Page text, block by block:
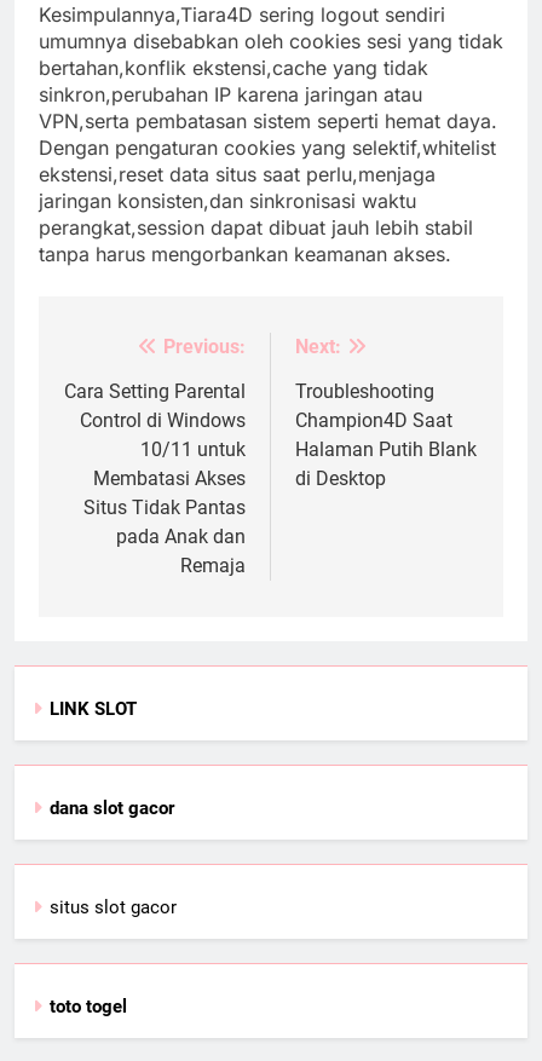
Kesimpulannya,Tiara4D sering logout sendiri
umumnya disebabkan oleh cookies sesi yang tidak
bertahan,konflik ekstensi,cache yang tidak
sinkron,perubahan IP karena jaringan atau
VPN,serta pembatasan sistem seperti hemat daya.
Dengan pengaturan cookies yang selektif,whitelist
ekstensi,reset data situs saat perlu,menjaga
jaringan konsisten,dan sinkronisasi waktu
perangkat,session dapat dibuat jauh lebih stabil
tanpa harus mengorbankan keamanan akses.
navigation
Previous:
Cara Setting Parental
Control di Windows
10/11 untuk
Membatasi Akses
Situs Tidak Pantas
pada Anak dan
Remaja
Next:
Troubleshooting
Champion4D Saat
Halaman Putih Blank
di Desktop
LINK SLOT
dana slot gacor
situs slot gacor
toto togel